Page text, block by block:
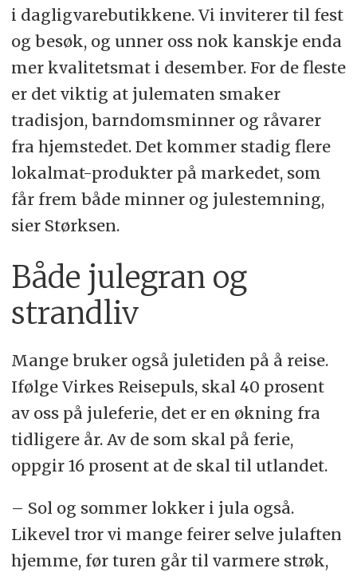
i dagligvarebutikkene. Vi inviterer til fest
og besøk, og unner oss nok kanskje enda
mer kvalitetsmat i desember. For de fleste
er det viktig at julematen smaker
tradisjon, barndomsminner og råvarer
fra hjemstedet. Det kommer stadig flere
lokalmat-produkter på markedet, som
får frem både minner og julestemning,
sier Størksen.
Både julegran og
strandliv
Mange bruker også juletiden på å reise.
Ifølge Virkes Reisepuls, skal 40 prosent
av oss på juleferie, det er en økning fra
tidligere år. Av de som skal på ferie,
oppgir 16 prosent at de skal til utlandet.
– Sol og sommer lokker i jula også.
Likevel tror vi mange feirer selve julaften
hjemme, før turen går til varmere strøk,